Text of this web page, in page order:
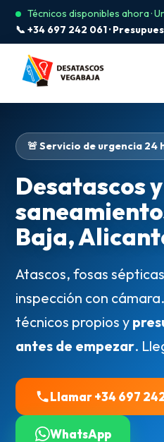
Técnicos disponibles ahora ·
📞 +34 697 242 061 ·
🚨 Servicio de urgencia 24
Desatascos y
Baja,
Atascos, fosas
inspección con
técnicos propios y
antes de empezar.
Llamar +34 697
WhatsApp